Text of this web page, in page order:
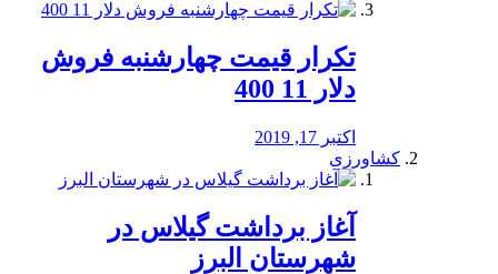
تکرار قیمت چهارشنبه فروش
دلار 11 400
اکتبر 17, 2019
کشاورزی
آغاز برداشت گیلاس در
شهرستان البرز